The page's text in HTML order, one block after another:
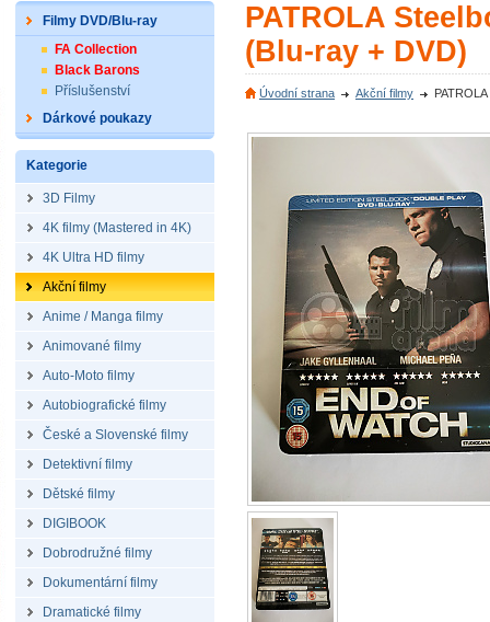
Filmy DVD/Blu-ray
FA Collection
Black Barons
Příslušenství
Dárkové poukazy
Kategorie
3D Filmy
4K filmy (Mastered in 4K)
4K Ultra HD filmy
Akční filmy
Anime / Manga filmy
Animované filmy
Auto-Moto filmy
Autobiografické filmy
České a Slovenské filmy
Detektivní filmy
Dětské filmy
DIGIBOOK
Dobrodružné filmy
Dokumentární filmy
Dramatické filmy
PATROLA
(Blu-ray + DVD)
Úvodní strana Akční filmy